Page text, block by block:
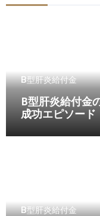
B型肝炎給付金
B型肝炎給付金
成功エピソード
B型肝炎給付金